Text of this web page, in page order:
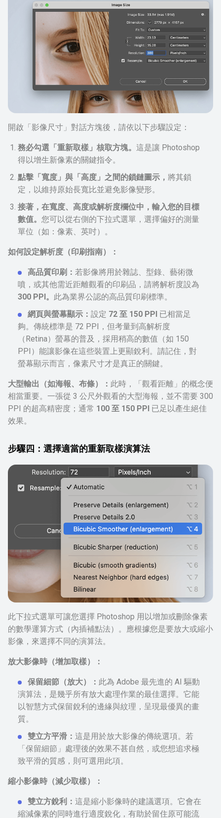
開啟「影像尺寸」對話方塊後，請依以下步驟設定：
務必勾選「重新取樣」核取方塊。 這是讓 Photoshop
得以增生新像素的關鍵指令。
點擊「寬度」與「高度」之間的鎖鏈圖示， 將其鎖
定，以維持原始長寬比並避免影像變形。
接著，在寬度、高度或解析度欄位中，輸入您的目標
數值。 您可以從右側的下拉式選單，選擇偏好的測量
單位（如：像素、英吋）。
如何設定解析度（印刷指南）：
高品質印刷： 若影像將用於雜誌、型錄、藝術微
噴，或其他需近距離觀看的印刷品，請將解析度設為
300 PPI。 此為業界公認的高品質印刷標準。
網頁與螢幕顯示： 設定 72 至 150 PPI 已相當足
夠。傳統標準是 72 PPI，但考量到高解析度
（Retina）螢幕的普及，採用稍高的數值（如 150
PPI）能讓影像在這些裝置上更顯銳利。請記住，對
螢幕顯示而言，像素尺寸才是真正的關鍵。
大型輸出（如海報、布條）： 此時，「觀看距離」的概念便
相當重要。一張從 3 公尺外觀看的大型海報，並不需要 300
PPI 的超高精密度；通常 100 至 150 PPI 已足以產生絕佳
效果。
步驟四：選擇適當的重新取樣演算法
此下拉式選單可讓您選擇 Photoshop 用以增加或刪除像素
的數學運算方式（內插補點法）。應根據您是要放大或縮小
影像，來選擇不同的演算法。
放大影像時（增加取樣）：
保留細節（放大）： 此為 Adobe 最先進的 AI 驅動
演算法，是幾乎所有放大處理作業的最佳選擇。它能
以智慧方式保留銳利的邊緣與紋理，呈現最優異的畫
質。
雙立方平滑： 這是用於放大影像的傳統選項。若
「保留細節」處理後的效果不甚自然，或您想追求極
致平滑的質感，則可選用此項。
縮小影像時（減少取樣）：
雙立方銳利： 這是縮小影像時的建議選項。它會在
縮減像素的同時進行適度銳化，有助於留住原可能流